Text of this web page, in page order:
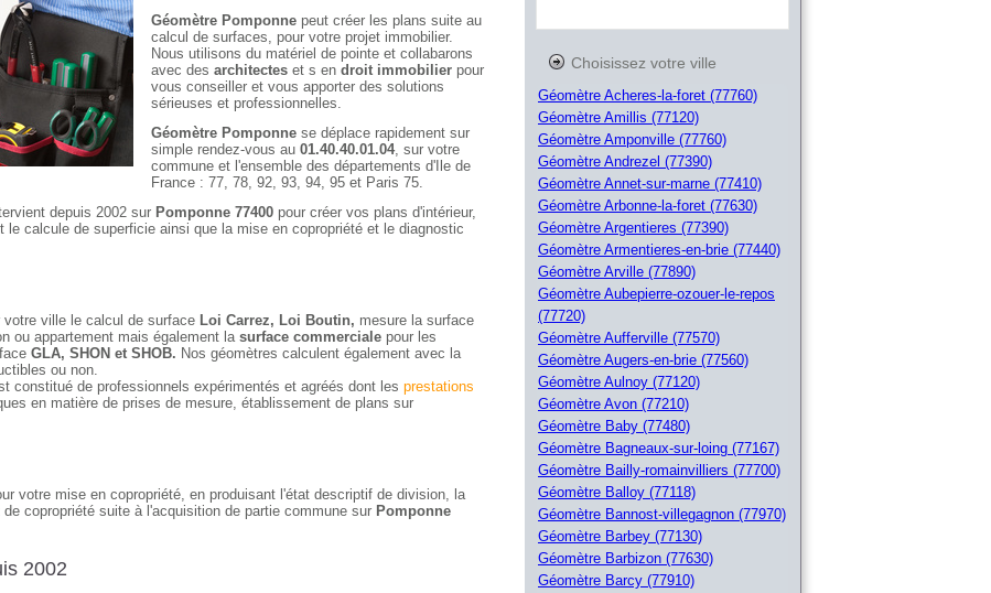
Géomètre Pomponne peut créer les plans suite au
calcul de surfaces, pour votre projet immobilier.
Nous utilisons du matériel de pointe et collabarons
avec des architectes et s en droit immobilier pour
vous conseiller et vous apporter des solutions
sérieuses et professionnelles.
Géomètre Pomponne se déplace rapidement sur
simple rendez-vous au 01.40.40.01.04, sur votre
commune et l'ensemble des départements d'Ile de
France : 77, 78, 92, 93, 94, 95 et Paris 75.
depuis 2002 sur Pomponne 77400 pour créer vos plans d'intérieur,
calcule de superficie ainsi que la mise en copropriété et le diagnostic
votre ville le calcul de surface Loi Carrez, Loi Boutin, mesure la surface
ou appartement mais également la surface commerciale pour les
GLA, SHON et SHOB. Nos géomètres calculent également avec la
ou non.
constitué de professionnels expérimentés et agréés dont les prestations
en matière de prises de mesure, établissement de plans sur
votre mise en copropriété, en produisant l'état descriptif de division, la
copropriété suite à l'acquisition de partie commune sur Pomponne
2002
Choisissez votre ville
Géomètre Acheres-la-foret (77760)
Géomètre Amillis (77120)
Géomètre Amponville (77760)
Géomètre Andrezel (77390)
Géomètre Annet-sur-marne (77410)
Géomètre Arbonne-la-foret (77630)
Géomètre Argentieres (77390)
Géomètre Armentieres-en-brie (77440)
Géomètre Arville (77890)
Géomètre Aubepierre-ozouer-le-repos
(77720)
Géomètre Aufferville (77570)
Géomètre Augers-en-brie (77560)
Géomètre Aulnoy (77120)
Géomètre Avon (77210)
Géomètre Baby (77480)
Géomètre Bagneaux-sur-loing (77167)
Géomètre Bailly-romainvilliers (77700)
Géomètre Balloy (77118)
Géomètre Bannost-villegagnon (77970)
Géomètre Barbey (77130)
Géomètre Barbizon (77630)
Géomètre Barcy (77910)